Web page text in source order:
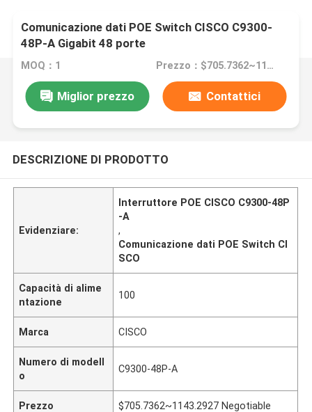
Comunicazione dati POE Switch CISCO C9300-
48P-A Gigabit 48 porte
MOQ：1 Prezzo：$705.7362~1143.2927 Negotiable
Miglior prezzo Contattici
DESCRIZIONE DI PRODOTTO
Evidenziare:
Interruttore POE CISCO C9300-48P
-A
,
Comunicazione dati POE Switch CI
SCO
Capacità di alime
ntazione
100
Marca CISCO
Numero di modell
o
C9300-48P-A
Prezzo $705.7362~1143.2927 Negotiable